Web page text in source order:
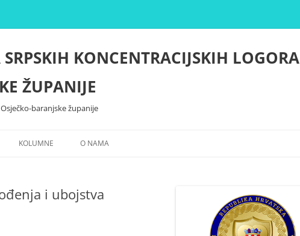
KONCENTRACIJSKIH LOGORA
ŽUPANIJE
baranjske županije
KOLUMNE O NAMA
i ubojstva